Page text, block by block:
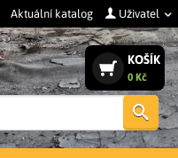
Aktuální katalog Uživatel
KOŠÍK
0 Kč